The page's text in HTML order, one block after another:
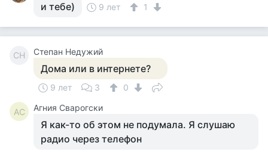
и тебе) 9 лет 1
СН Степан Недужий
Дома или в интернете?
9 лет 3 0
АС Агния Сварогски
Я как-то об этом не подумала. Я слушаю
радио через телефон